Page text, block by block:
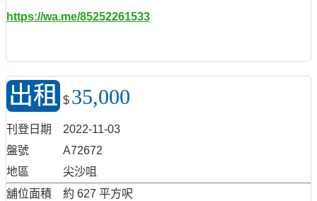
https://wa.me/85252261533
出租 $ 35,000
刊登日期
2022-11-03
盤號
A72672
地區
尖沙咀
舖位面積
約 627 平方呎